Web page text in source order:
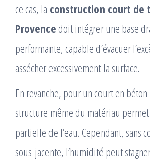
ce cas, la construction court de
Provence doit intégrer une base
performante, capable d’évacuer
assécher excessivement la surface.
En revanche, pour un court en
structure même du matériau
partielle de l’eau. Cependant, sans
sous-jacente, l’humidité peut